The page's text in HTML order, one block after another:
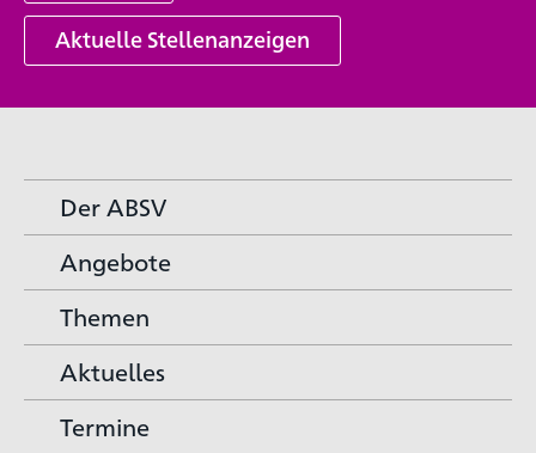
Aktuelle Stellenanzeigen
Der ABSV
Angebote
Themen
Aktuelles
Termine